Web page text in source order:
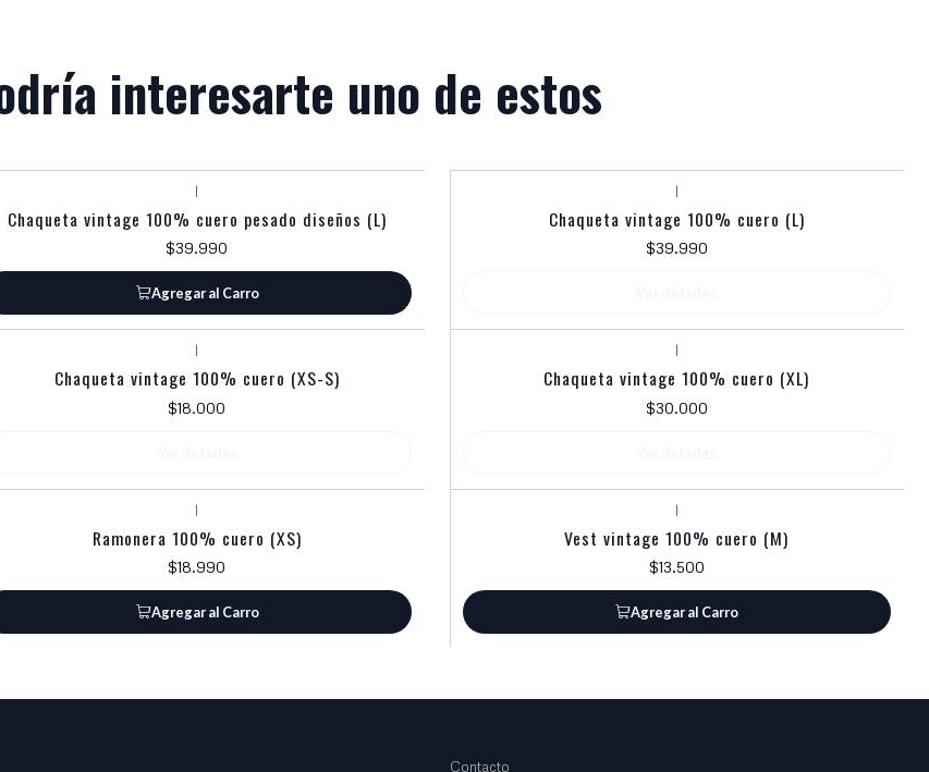
interesarte uno de estos
|
Chaqueta vintage 100% cuero pesado diseños (L)
$39.990
Agregar al Carro
|
Chaqueta vintage 100% cuero (L)
$39.990
|
Chaqueta vintage 100% cuero (XS-S)
$18.000
|
Chaqueta vintage 100% cuero (XL)
$30.000
|
Ramonera 100% cuero (XS)
$18.990
Agregar al Carro
|
Vest vintage 100% cuero (M)
$13.500
Agregar al Carro
Contacto